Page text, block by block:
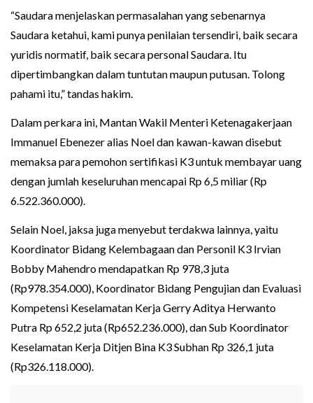
“Saudara menjelaskan permasalahan yang sebenarnya
Saudara ketahui, kami punya penilaian tersendiri, baik secara
yuridis normatif, baik secara personal Saudara. Itu
dipertimbangkan dalam tuntutan maupun putusan. Tolong
pahami itu,” tandas hakim.
Dalam perkara ini, Mantan Wakil Menteri Ketenagakerjaan
Immanuel Ebenezer alias Noel dan kawan-kawan disebut
memaksa para pemohon sertifikasi K3 untuk membayar uang
dengan jumlah keseluruhan mencapai Rp 6,5 miliar (Rp
6.522.360.000).
Selain Noel, jaksa juga menyebut terdakwa lainnya, yaitu
Koordinator Bidang Kelembagaan dan Personil K3 Irvian
Bobby Mahendro mendapatkan Rp 978,3 juta
(Rp978.354.000), Koordinator Bidang Pengujian dan Evaluasi
Kompetensi Keselamatan Kerja Gerry Aditya Herwanto
Putra Rp 652,2 juta (Rp652.236.000), dan Sub Koordinator
Keselamatan Kerja Ditjen Bina K3 Subhan Rp 326,1 juta
(Rp326.118.000).